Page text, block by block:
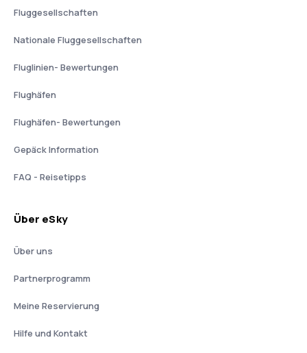
Fluggesellschaften
Nationale Fluggesellschaften
Fluglinien- Bewertungen
Flughäfen
Flughäfen- Bewertungen
Gepäck Information
FAQ - Reisetipps
Über eSky
Über uns
Partnerprogramm
Meine Reservierung
Hilfe und Kontakt